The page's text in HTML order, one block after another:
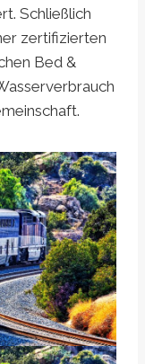
Schließlich
zertifizierten
Bed &